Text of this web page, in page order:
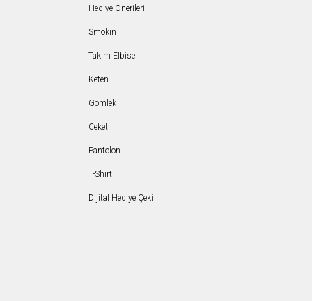
Hediye Önerileri
Smokin
Takım Elbise
Keten
Gömlek
Ceket
Pantolon
T-Shirt
Dijital Hediye Çeki